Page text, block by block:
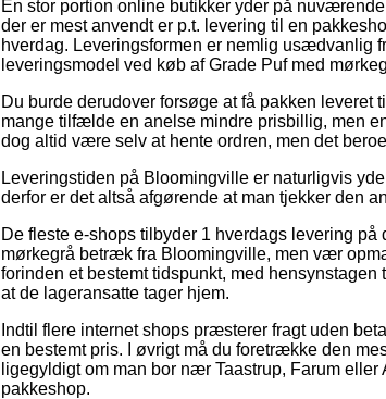
En stor portion online butikker yder på
der er mest anvendt er p.t. levering til en
hverdag. Leveringsformen er nemlig usædvanlig
leveringsmodel ved køb af Grade Puf med
Du burde derudover forsøge at få pakken
mange tilfælde en anelse mindre prisbillig, men
dog altid være selv at hente ordren, men det
Leveringstiden på Bloomingville er naturligvis
derfor er det altså afgørende at man tjekker den
De fleste e-shops tilbyder 1 hverdags levering
mørkegrå betræk fra Bloomingville, men vær
forinden et bestemt tidspunkt, med
at de lageransatte tager hjem.
Indtil flere internet shops præsterer fragt uden
en bestemt pris. I øvrigt må du foretrække den
ligegyldigt om man bor nær Taastrup, Farum
pakkeshop.